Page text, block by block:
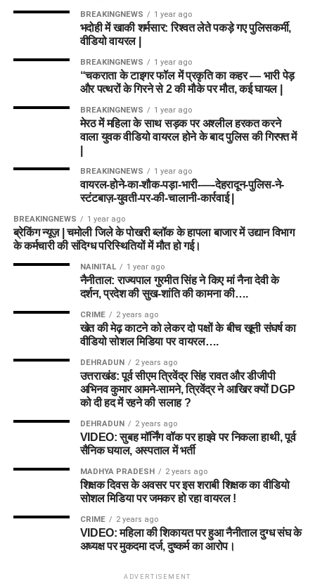
BREAKINGNEWS 1 year ago
भदोही में खाकी शर्मसार: रिश्वत लेते पकड़े गए पुलिसकर्मी,
वीडियो वायरल |
BREAKINGNEWS 1 year ago
“चकराता के टाइगर फॉल में प्रकृति का कहर — भारी पेड़
और पत्थरों के गिरने से 2 की मौके पर मौत, कई घायल |
BREAKINGNEWS 1 year ago
मेरठ में महिला के साथ सड़क पर अश्लील हरकत करने
वाला युवक वीडियो वायरल होने के बाद पुलिस की गिरफ्त में
BREAKINGNEWS 1 year ago
वायरल-होने-का-शौक-पड़ा-भारी-—-देहरादून-पुलिस-ने-
स्टंटबाज़-युवती-पर-की-चालानी-कार्रवाई |
BREAKINGNEWS 1 year ago
ब्रेकिंग न्यूज़ | चमोली जिले के पोखरी ब्लॉक के हापला बाजार में उद्यान विभाग
के कर्मचारी की संदिग्ध परिस्थितियों में मौत हो गई।
NAINITAL 1 year ago
नैनीताल: राज्यपाल गुरमीत सिंह ने किए मां नैना देवी के
दर्शन, प्रदेश की सुख-शांति की कामना की….
CRIME 2 years ago
खेत की मेढ़ काटने को लेकर दो पक्षों के बीच खूनी संघर्ष का
वीडियो सोशल मिडिया पर वायरल….
DEHRADUN 2 years ago
उत्तराखंड: पूर्व सीएम त्रिवेंद्र सिंह रावत और डीजीपी
अभिनव कुमार आमने-सामने, त्रिवेंद्र ने आखिर क्यों DGP
को दी हद में रहने की सलाह ?
DEHRADUN 2 years ago
VIDEO: सुबह मॉर्निंग वॉक पर हाइवे पर निकला हाथी, पूर्व
सैनिक घयाल, अस्पताल में भर्ती
MADHYA PRADESH 2 years ago
शिक्षक दिवस के अवसर पर इस शराबी शिक्षक का वीडियो
सोशल मिडिया पर जमकर हो रहा वायरल !
CRIME 2 years ago
VIDEO: महिला की शिकायत पर हुआ नैनीताल दुग्ध संघ के
अध्यक्ष पर मुकदमा दर्ज, दुष्कर्म का आरोप।
ADVERTISEMENT